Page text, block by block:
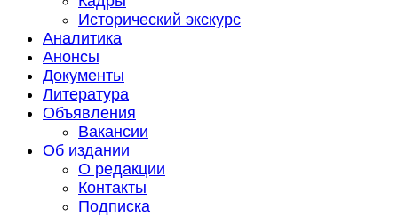
Исторический экскурс
Аналитика
Анонсы
Документы
Литература
Объявления
Вакансии
Об издании
О редакции
Контакты
Подписка